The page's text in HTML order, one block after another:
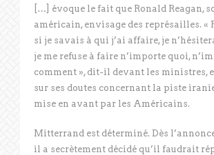
[…] évoque le fait que Ronald Reagan,
américain, envisage des représailles. «
si je savais à qui j’ai affaire, je
je me refuse à faire n’importe quoi,
comment », dit-il devant les ministres,
sur ses doutes concernant la piste
mise en avant par les Américains.
Mitterrand est déterminé. Dès
il a secrètement décidé qu’il faudrait